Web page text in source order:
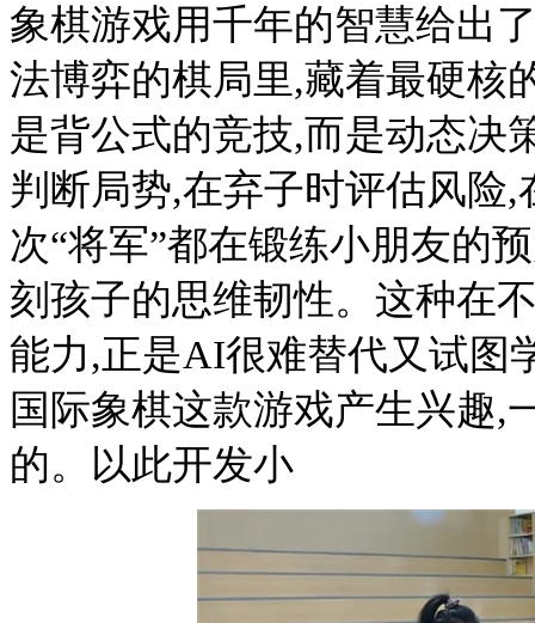
象棋游戏用千年的智慧给出
法博弈的棋局里,藏着最硬核
是背公式的竞技,而是动态决
判断局势,在弃子时评估风险
次“将军”都在锻练小朋友的
刻孩子的思维韧性。这种在
能力,正是AI很难替代又试图
国际象棋这款游戏产生兴趣,
的。以此开发小